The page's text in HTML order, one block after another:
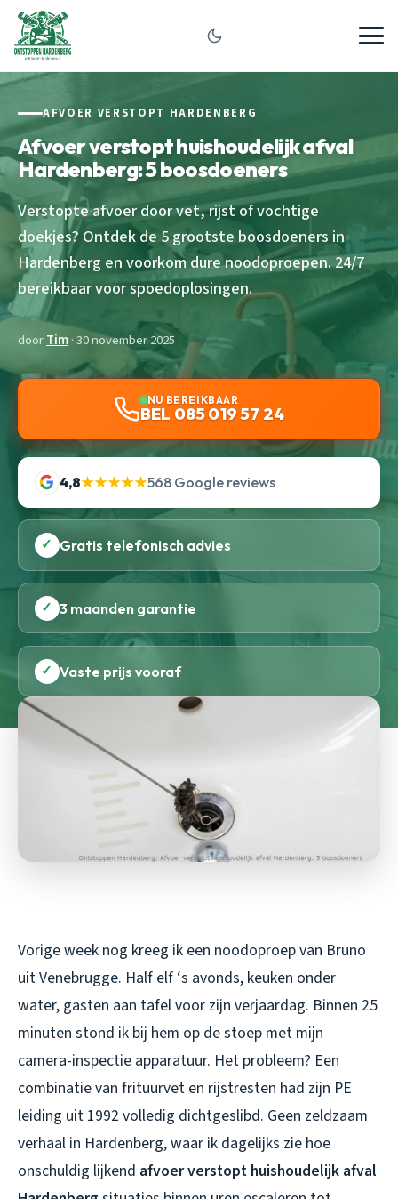
AFVOER VERSTOPT HARDENBERG
Afvoer verstopt huishoudelijk afval
Hardenberg: 5 boosdoeners
Verstopte afvoer door vet, rijst of vochtige
doekjes? Ontdek de 5 grootste boosdoeners in
Hardenberg en voorkom dure noodoproepen. 24/7
bereikbaar voor spoedoplosingen.
doorTim· 30 november 2025
NU BEREIKBAAR
BEL 085 019 57 24
4,8★★★★★568 Google reviews
✓ Gratis telefonisch advies
✓ 3 maanden garantie
✓ Vaste prijs vooraf
Vorige week nog kreeg ik een noodoproep van Bruno
uit Venebrugge. Half elf ‘s avonds, keuken onder
water, gasten aan tafel voor zijn verjaardag. Binnen 25
minuten stond ik bij hem op de stoep met mijn
camera-inspectie apparatuur. Het probleem? Een
combinatie van frituurvet en rijstresten had zijn PE
leiding uit 1992 volledig dichtgeslibd. Geen zeldzaam
verhaal in Hardenberg, waar ik dagelijks zie hoe
onschuldig lijkend afvoer verstopt huishoudelijk afval